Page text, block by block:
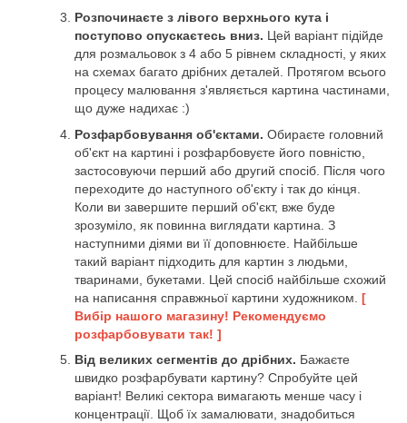
Розпочинаєте з лівого верхнього кута і
поступово опускаєтесь вниз. Цей варіант підійде
для розмальовок з 4 або 5 рівнем складності, у яких
на схемах багато дрібних деталей. Протягом всього
процесу малювання з'являється картина частинами,
що дуже надихає :)
Розфарбовування об'єктами. Обираєте головний
об'єкт на картині і розфарбовуєте його повністю,
застосовуючи перший або другий спосіб. Після чого
переходите до наступного об'єкту і так до кінця.
Коли ви завершите перший об'єкт, вже буде
зрозуміло, як повинна виглядати картина. З
наступними діями ви її доповнюєте. Найбільше
такий варіант підходить для картин з людьми,
тваринами, букетами. Цей спосіб найбільше схожий
на написання справжньої картини художником. [
Вибір нашого магазину! Рекомендуємо
розфарбовувати так! ]
Від великих сегментів до дрібних. Бажаєте
швидко розфарбувати картину? Спробуйте цей
варіант! Великі сектора вимагають менше часу і
концентрації. Щоб їх замалювати, знадобиться